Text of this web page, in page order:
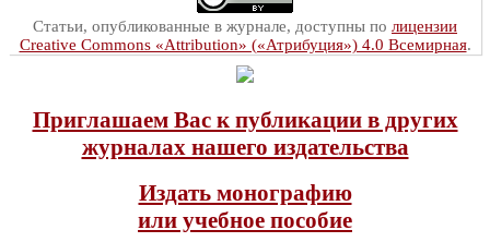
Статьи, опубликованные в журнале, доступны по лицензии
Creative Commons «Attribution» («Атрибуция») 4.0 Всемирная.
Приглашаем Вас к публикации в других
журналах нашего издательства
Издать монографию
или учебное пособие